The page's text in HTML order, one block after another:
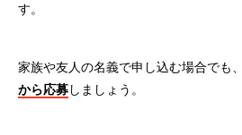
す。
家族や友人の名義で申し込む場合でも、
から応募しましょう。